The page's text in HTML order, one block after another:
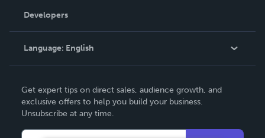
Podcast
Order Lookup
Knowledge Base
Contact Support
Developers
Language: English
Deutsch
Français
Get expert tips on direct sales, audience growth, and
exclusive offers to help you build your business.
Unsubscribe at any time.